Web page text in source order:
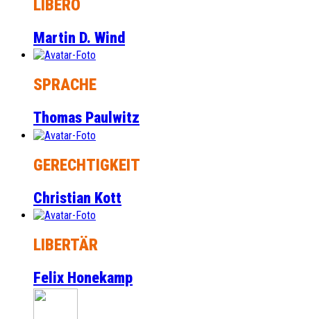
LIBERO
Martin D. Wind
SPRACHE
Thomas Paulwitz
GERECHTIGKEIT
Christian Kott
LIBERTÄR
Felix Honekamp